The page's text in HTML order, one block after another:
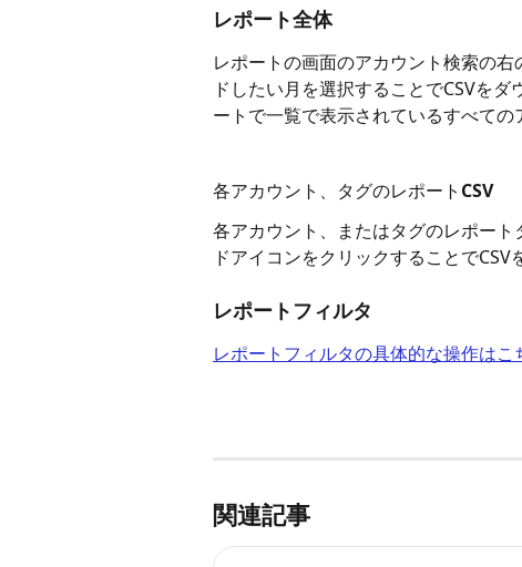
レポート全体
レポートの画面のアカウント検索の
ドしたい月を選択することでCSVを
ートで一覧で表示されているすべての
各アカウント、タグのレポートCSV
各アカウント、またはタグのレポー
ドアイコンをクリックすることでCSV
レポートフィルタ
レポートフィルタの具体的な操作はこ
関連記事